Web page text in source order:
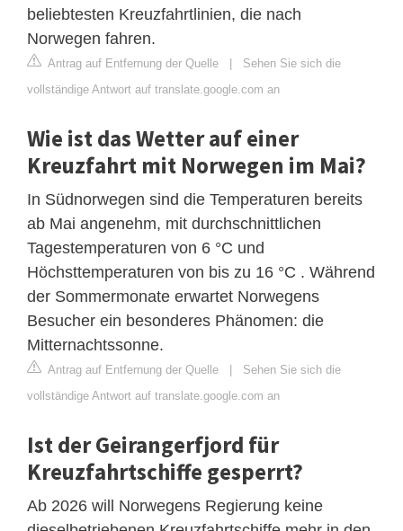
beliebtesten Kreuzfahrtlinien, die nach
Norwegen fahren.
Antrag auf Entfernung der Quelle | Sehen Sie sich die
vollständige Antwort auf translate.google.com an
Wie ist das Wetter auf einer
Kreuzfahrt mit Norwegen im Mai?
In Südnorwegen sind die Temperaturen bereits
ab Mai angenehm, mit durchschnittlichen
Tagestemperaturen von 6 °C und
Höchsttemperaturen von bis zu 16 °C . Während
der Sommermonate erwartet Norwegens
Besucher ein besonderes Phänomen: die
Mitternachtssonne.
Antrag auf Entfernung der Quelle | Sehen Sie sich die
vollständige Antwort auf translate.google.com an
Ist der Geirangerfjord für
Kreuzfahrtschiffe gesperrt?
Ab 2026 will Norwegens Regierung keine